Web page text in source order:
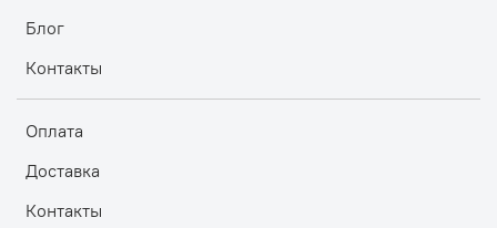
Блог
Контакты
Оплата
Доставка
Контакты